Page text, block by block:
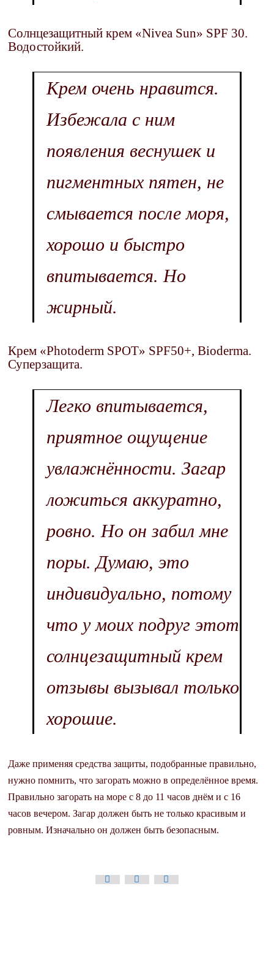
Солнцезащитный крем «Nivea Sun» SPF 30.
Водостойкий.
Крем очень нравится.
Избежала с ним
появления веснушек и
пигментных пятен, не
смывается после моря,
хорошо и быстро
впитывается. Но
жирный.
Крем «Photoderm SPOT» SPF50+, Bioderma.
Суперзащита.
Легко впитывается,
приятное ощущение
увлажнённости. Загар
ложиться аккуратно,
ровно. Но он забил мне
поры. Думаю, это
индивидуально, потому
что у моих подруг этот
солнцезащитный крем
отзывы вызывал только
хорошие.
Даже применяя средства защиты, подобранные правильно,
нужно помнить, что загорать можно в определённое время.
Правильно загорать на море с 8 до 11 часов днём и с 16
часов вечером. Загар должен быть не только красивым и
ровным. Изначально он должен быть безопасным.